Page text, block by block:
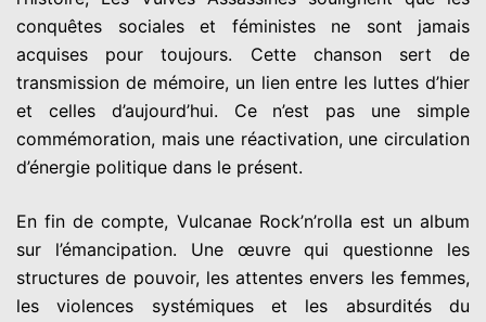
conquêtes sociales et féministes ne sont jamais
acquises pour toujours. Cette chanson sert de
transmission de mémoire, un lien entre les luttes d’hier
et celles d’aujourd’hui. Ce n’est pas une simple
commémoration, mais une réactivation, une circulation
d’énergie politique dans le présent.
En fin de compte, Vulcanae Rock’n’rolla est un album
sur l’émancipation. Une œuvre qui questionne les
structures de pouvoir, les attentes envers les femmes,
les violences systémiques et les absurdités du